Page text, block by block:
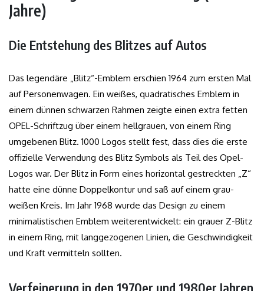
Jahre)
Die Entstehung des Blitzes auf Autos
Das legendäre „Blitz“-Emblem erschien 1964 zum ersten Mal
auf Personenwagen. Ein weißes, quadratisches Emblem in
einem dünnen schwarzen Rahmen zeigte einen extra fetten
OPEL-Schriftzug über einem hellgrauen, von einem Ring
umgebenen Blitz. 1000 Logos stellt fest, dass dies die erste
offizielle Verwendung des Blitz Symbols als Teil des Opel-
Logos war. Der Blitz in Form eines horizontal gestreckten „Z“
hatte eine dünne Doppelkontur und saß auf einem grau-
weißen Kreis. Im Jahr 1968 wurde das Design zu einem
minimalistischen Emblem weiterentwickelt: ein grauer Z-Blitz
in einem Ring, mit langgezogenen Linien, die Geschwindigkeit
und Kraft vermitteln sollten.
Verfeinerung in den 1970er und 1980er Jahren